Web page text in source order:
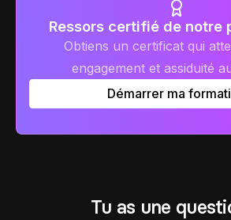
Ressors certifié de notre
Obtiens un certificat qui
engagement et assiduité
Démarrer ma
Tu as une